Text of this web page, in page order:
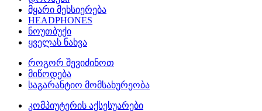
მყარი მეხსიერება
HEADPHONES
ნოუთბუქი
ყველას ნახვა
როგორ შევიძინოთ
მიწოდება
საგარანტიო მომსახურეობა
კომპიუტერის აქსესუარები